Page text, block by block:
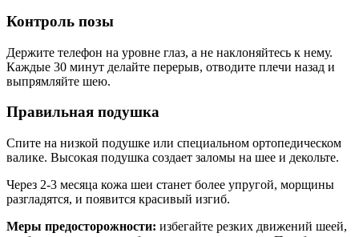
Контроль позы
Держите телефон на уровне глаз, а не наклоняйтесь к нему.
Каждые 30 минут делайте перерыв, отводите плечи назад и
выпрямляйте шею.
Правильная подушка
Спите на низкой подушке или специальном ортопедическом
валике. Высокая подушка создает заломы на шее и декольте.
Через 2-3 месяца кожа шеи станет более упругой, морщины
разгладятся, и появится красивый изгиб.
Меры предосторожности: избегайте резких движений шеей,